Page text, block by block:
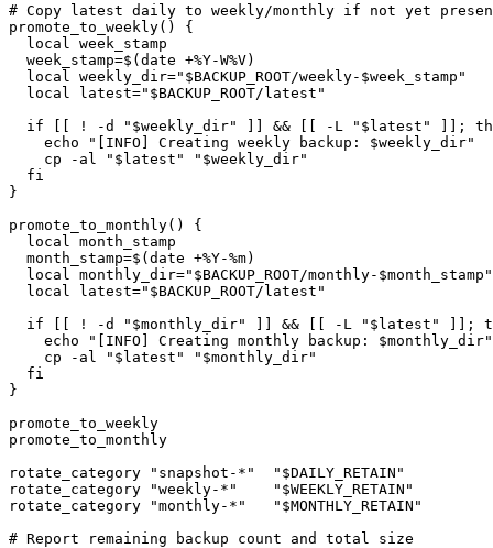
# Copy latest daily to weekly/monthly if not yet
promote_to_weekly( )
{
local
week_stamp
week_stamp=$( date +%Y-W%V)
local
weekly_dir=" $BACKUP_ROOT/weekly- $week_stamp "
local
latest=" $BACKUP_ROOT/latest"
if
! -d " $weekly_dir" && -L " $latest " ;
echo
"[INFO] Creating weekly backup: $weekly_dir"
cp
-al " $latest " " $weekly_dir"
fi
}
promote_to_monthly( )
{
local
month_stamp
month_stamp=$( date +%Y-%m)
local
monthly_dir=" $BACKUP_ROOT/monthly- $month_stamp "
local
latest=" $BACKUP_ROOT/latest"
if
! -d " $monthly_dir" && -L " $latest " ;
echo
"[INFO] Creating monthly backup: $monthly_dir"
cp
-al " $latest " " $monthly_dir"
fi
}
promote_to_weekly
promote_to_monthly
rotate_category
"snapshot-*" " $DAILY_RETAIN "
rotate_category
"weekly-*" " $WEEKLY_RETAIN "
rotate_category
"monthly-*" " $MONTHLY_RETAIN "
# Report remaining backup count and total size